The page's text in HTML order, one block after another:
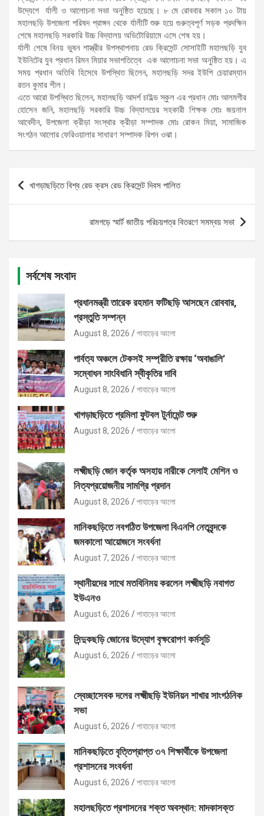
উদ্যেগে র্যালী ও আলোচনা সভা অনুষ্ঠিত হয়েছে। ৮ মে রোববার সকাল ১০ টায়
মহালছড়ি উপজেলা পরিষদ প্রাঙ্গন থেকে র্যালীটি শুরু হয়ে গুরুত্বপূর্ণ সড়ক প্রদক্ষিন
শেষে মহালছড়ি সরকারি উচ্চ বিদ্যালয় অডিটোরিয়ামে এসে শেষ হয়।
র্যালী শেষে বিনয় ভুষন শাস্ত্রীর উপস্থাপনায় রেড ক্রিসেন্ট সোসাইটি মহালছড়ি যুব
ইউনিটের যুব প্রধান রিমন মিয়ার সভাপতিত্বে এক আলোচনা সভা অনুষ্ঠিত হয়। এ
সময় প্রধান অতিথি হিসেবে উপস্থিত ছিলেন, মহালছড়ি সদর ইউপি চেয়ারম্যান
রতন কুমার শীল।
এতে আরো উপস্থিত ছিলেন, মহালছড়ি আদর্শ চাইল্ড স্কুল এর প্রধান মোঃ আলমগীর
হোসেন জনি, মহালছড়ি সরকারি উচ্চ বিদ্যালয়ের সহকারী শিক্ষক মোঃ জয়নাল
আবেদীন, উপজেলা ক্রীড়া সংস্থার ক্রীড়া সম্পাদক মোঃ রোকন মিয়া, সামাজিক
সংগঠন আলোর ফেরিওয়ালার সাধারণ সম্পাদক রিপন ওঝা।
Post
navigation
খাগড়াছড়িতে বিশ্ব রেড ক্রস রেড ক্রিসেন্ট দিবস পালিত
রামগড়ে স্মার্ট জাতীয় পরিচয়পত্র বিতরণে সমম্বয় সভা
সর্বশেষ সংবাদ
প্রধানমন্ত্রী তারেক রহমান ফটিছড়ি আসছেন রোববার,
প্রস্তুতি সম্পন্ন
August 8, 2026 পাহাড়ের আলো
পার্বত্য অঞ্চলে টেকসই সম্প্রীতি রক্ষায় ‘অবাঙালি’
সম্বোধন সাংবিধানি স্বীকৃতির দাবি
August 8, 2026 পাহাড়ের আলো
খাগড়াছড়িতে প্রমিলা ফুটবল টুর্নামেন্ট শুরু
August 8, 2026 পাহাড়ের আলো
লক্ষ্মীছড়ি জোন কর্তৃক অসহায় নারীকে সেলাই মেশিন ও
নিত্যপ্রয়োজনীয় সামগ্রি প্রদান
August 8, 2026 পাহাড়ের আলো
মানিকছড়িতে নবগঠিত উপজেলা বিএনপি নেতৃবৃন্দকে
জমকালো আয়োজনে সংবর্ধনা
August 7, 2026 পাহাড়ের আলো
স্থানীয়দের সাথে মতবিনিময় করলেন লক্ষ্মীছড়ি নবাগত
ইউএনও
August 6, 2026 পাহাড়ের আলো
সিন্দুকছড়ি জোনের উদ্যোগ বৃক্ষরোপণ কর্মসূচি
August 6, 2026 পাহাড়ের আলো
স্বেচ্ছাসেবক দলের লক্ষ্মীছড়ি ইউনিয়ন শাখার সাংগঠনিক
সভা
August 6, 2026 পাহাড়ের আলো
মানিকছড়িতে বৃত্তিপ্রাপ্ত ৩৭ শিক্ষার্থীকে উপজেলা
প্রশাসনের সংবর্ধনা
August 6, 2026 পাহাড়ের আলো
মহালছড়িতে প্রশাসনের শক্ত অবস্থান: মাদকাসক্ত